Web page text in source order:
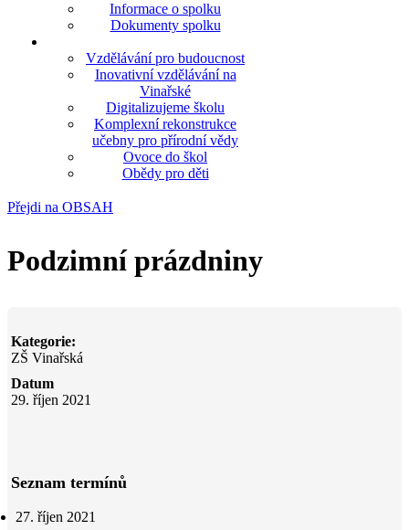
Informace o spolku
Dokumenty spolku
Vzdělávání pro budoucnost
Inovativní vzdělávání na
Vinařské
Digitalizujeme školu
Komplexní rekonstrukce
učebny pro přírodní vědy
Ovoce do škol
Obědy pro děti
Přejdi na OBSAH
Podzimní prázdniny
Kategorie:
ZŠ Vinařská
Datum
29. říjen 2021
Seznam termínů
27. říjen 2021